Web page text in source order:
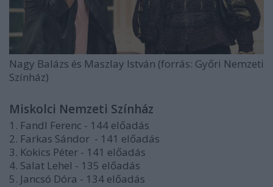
Nagy Balázs és Maszlay István (forrás: Győri Nemzeti
Színház)
Miskolci Nemzeti Színház
1. Fandl Ferenc - 144 előadás
2. Farkas Sándor - 141 előadás
3. Kokics Péter - 141 előadás
4. Salat Lehel - 135 előadás
5. Jancsó Dóra - 134 előadás